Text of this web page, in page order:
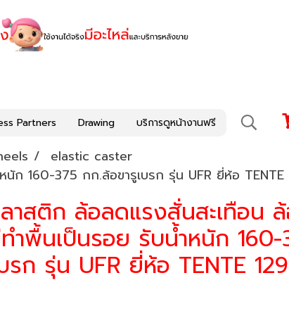
Partners Drawing บริการดูหน้างานฟรี
elastic caster
160-375 กก.ล้อขารูเบรก รุ่น UFR ยี่ห้อ TENTE
าสติก ล้อลดแรงสั่นสะเทือน
ำพื้นเป็นรอย รับน้ำหนัก 160-
รก รุ่น UFR ยี่ห้อ TENTE